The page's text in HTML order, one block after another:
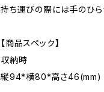
持ち運びの際には手のひら
【商品スペック】
収納時
縦94*横80*高さ46(mm)